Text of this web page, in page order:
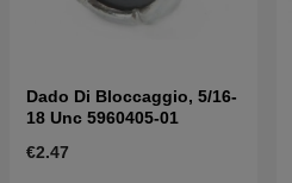
Dado Di Bloccaggio, 5/16-
18 Unc 5960405-01
€2.47